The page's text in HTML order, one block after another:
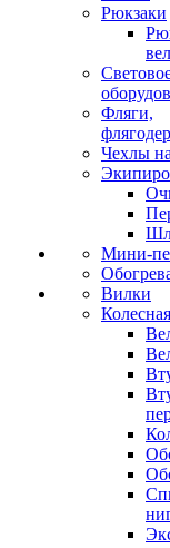
Рюкзаки
Фляги,
Чехлы
Мини-
Вилки